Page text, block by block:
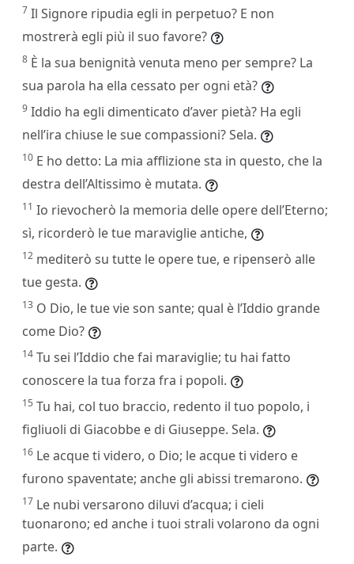
7 Il Signore ripudia egli in perpetuo? E non
mostrerà egli più il suo favore?
8 È la sua benignità venuta meno per sempre? La
sua parola ha ella cessato per ogni età?
9 Iddio ha egli dimenticato d’aver pietà? Ha egli
nell’ira chiuse le sue compassioni? Sela.
10 E ho detto: La mia afflizione sta in questo, che la
destra dell’Altissimo è mutata.
11 Io rievocherò la memoria delle opere dell’Eterno;
sì, ricorderò le tue maraviglie antiche,
12 mediterò su tutte le opere tue, e ripenserò alle
tue gesta.
13 O Dio, le tue vie son sante; qual è l’Iddio grande
come Dio?
14 Tu sei l’Iddio che fai maraviglie; tu hai fatto
conoscere la tua forza fra i popoli.
15 Tu hai, col tuo braccio, redento il tuo popolo, i
figliuoli di Giacobbe e di Giuseppe. Sela.
16 Le acque ti videro, o Dio; le acque ti videro e
furono spaventate; anche gli abissi tremarono.
17 Le nubi versarono diluvi d’acqua; i cieli
tuonarono; ed anche i tuoi strali volarono da ogni
parte.